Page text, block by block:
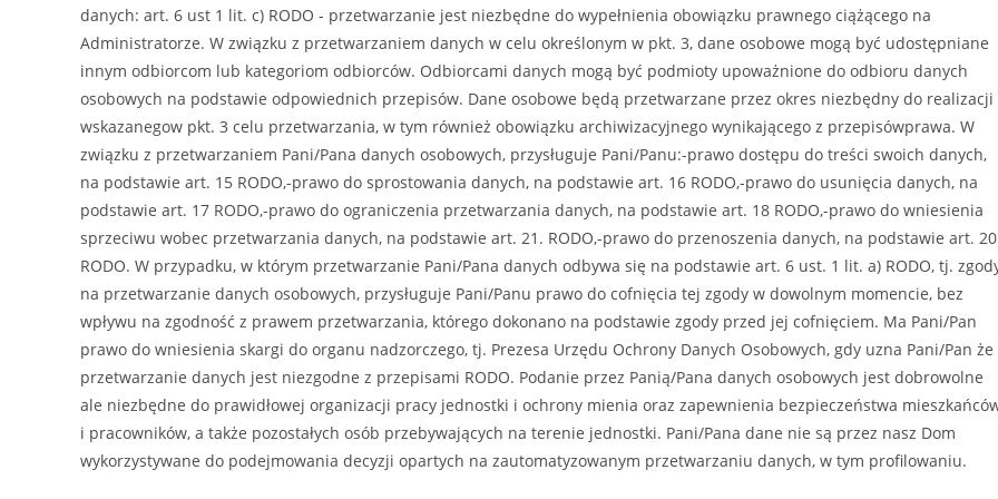
danych: art. 6 ust 1 lit. c) RODO - przetwarzanie jest niezbędne do wypełnienia obowiązku prawnego ciążącego na
Administratorze. W związku z przetwarzaniem danych w celu określonym w pkt. 3, dane osobowe mogą być udostępniane
innym odbiorcom lub kategoriom odbiorców. Odbiorcami danych mogą być podmioty upoważnione do odbioru danych
osobowych na podstawie odpowiednich przepisów. Dane osobowe będą przetwarzane przez okres niezbędny do realizacji
wskazanegow pkt. 3 celu przetwarzania, w tym również obowiązku archiwizacyjnego wynikającego z przepisówprawa. W
związku z przetwarzaniem Pani/Pana danych osobowych, przysługuje Pani/Panu:-prawo dostępu do treści swoich danych,
na podstawie art. 15 RODO,-prawo do sprostowania danych, na podstawie art. 16 RODO,-prawo do usunięcia danych, na
podstawie art. 17 RODO,-prawo do ograniczenia przetwarzania danych, na podstawie art. 18 RODO,-prawo do wniesienia
sprzeciwu wobec przetwarzania danych, na podstawie art. 21. RODO,-prawo do przenoszenia danych, na podstawie art. 20
RODO. W przypadku, w którym przetwarzanie Pani/Pana danych odbywa się na podstawie art. 6 ust. 1 lit. a) RODO, tj.
na przetwarzanie danych osobowych, przysługuje Pani/Panu prawo do cofnięcia tej zgody w dowolnym momencie, bez
wpływu na zgodność z prawem przetwarzania, którego dokonano na podstawie zgody przed jej cofnięciem. Ma Pani/Pan
prawo do wniesienia skargi do organu nadzorczego, tj. Prezesa Urzędu Ochrony Danych Osobowych, gdy uzna Pani/Pan że
przetwarzanie danych jest niezgodne z przepisami RODO. Podanie przez Panią/Pana danych osobowych jest dobrowolne
ale niezbędne do prawidłowej organizacji pracy jednostki i ochrony mienia oraz zapewnienia bezpieczeństwa
i pracowników, a także pozostałych osób przebywających na terenie jednostki. Pani/Pana dane nie są przez nasz Dom
wykorzystywane do podejmowania decyzji opartych na zautomatyzowanym przetwarzaniu danych, w tym profilowaniu.